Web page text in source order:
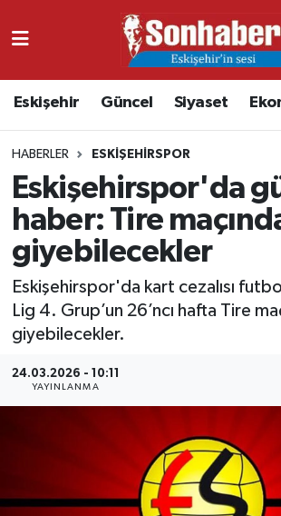
Eskişehir Güncel Siyaset
HABERLER ESKIŞEHIRSPOR
Eskişehirspor'da
haber: Tire
giyebilecekler
Eskişehirspor'da kart cezalısı
Lig 4. Grup’un 26’ncı hafta Tire
giyebilecekler.
24.03.2026 - 10:11
YAYINLANMA
Ekonomi
Güncel
Kültür & Sanat
Magazin
Sağlık
Nöbetçi Eczaneler
Namaz Vakitleri
Trafik Durumu
Süper Lig Puan Durumu ve Fikstür
Tüm Manşetler
Haber Arşivi